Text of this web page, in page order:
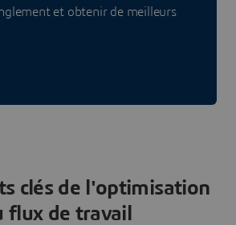
et obtenir de meilleurs
clés de l'optimisation
flux de travail